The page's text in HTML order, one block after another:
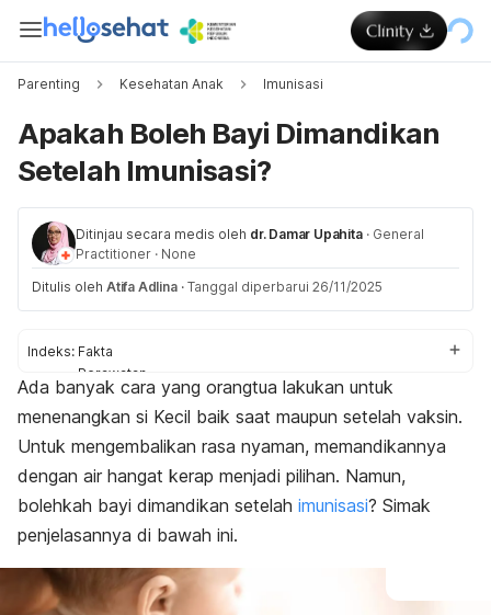
Parenting Kesehatan Anak Imunisasi
Apakah Boleh Bayi Dimandikan
Setelah Imunisasi?
Ditinjau secara medis oleh dr. Damar Upahita · General
Practitioner · None
Ditulis oleh Atifa Adlina · Tanggal diperbarui 26/11/2025
Indeks: Fakta
Perawatan
Kapan ke dokter
Ada banyak cara yang orangtua lakukan untuk
menenangkan si Kecil baik saat maupun setelah vaksin.
Untuk mengembalikan rasa nyaman, memandikannya
dengan air hangat kerap menjadi pilihan. Namun,
bolehkah bayi dimandikan setelah imunisasi? Simak
penjelasannya di bawah ini.